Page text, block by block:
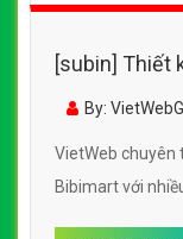
[subin] Thiết
Bibimart
By:
VietWeb chuyên
Bibimart với